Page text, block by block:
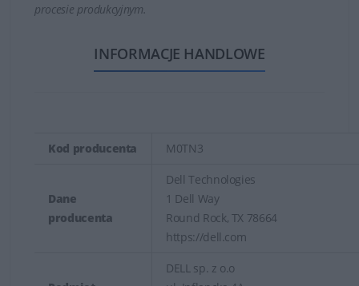
procesie produkcyjnym.
INFORMACJE HANDLOWE
Kod producenta M0TN3
Dane
producenta
Dell Technologies
1 Dell Way
Round Rock, TX 78664
https://dell.com
DELL sp. z o.o